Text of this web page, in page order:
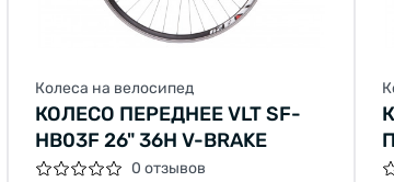
Колеса на велосипед
КОЛЕСО ПЕРЕДНЕЕ VLT SF-
HB03F 26" 36H V-BRAKE
0 отзывов